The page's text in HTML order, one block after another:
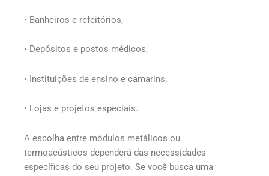
• Banheiros e refeitórios;
• Depósitos e postos médicos;
• Instituições de ensino e camarins;
• Lojas e projetos especiais.
A escolha entre módulos metálicos ou
termoacústicos dependerá das necessidades
específicas do seu projeto. Se você busca uma